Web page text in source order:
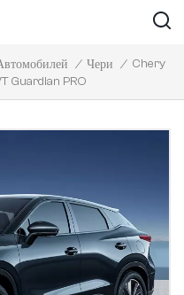
/ Чери / Chery
Guardian PRO